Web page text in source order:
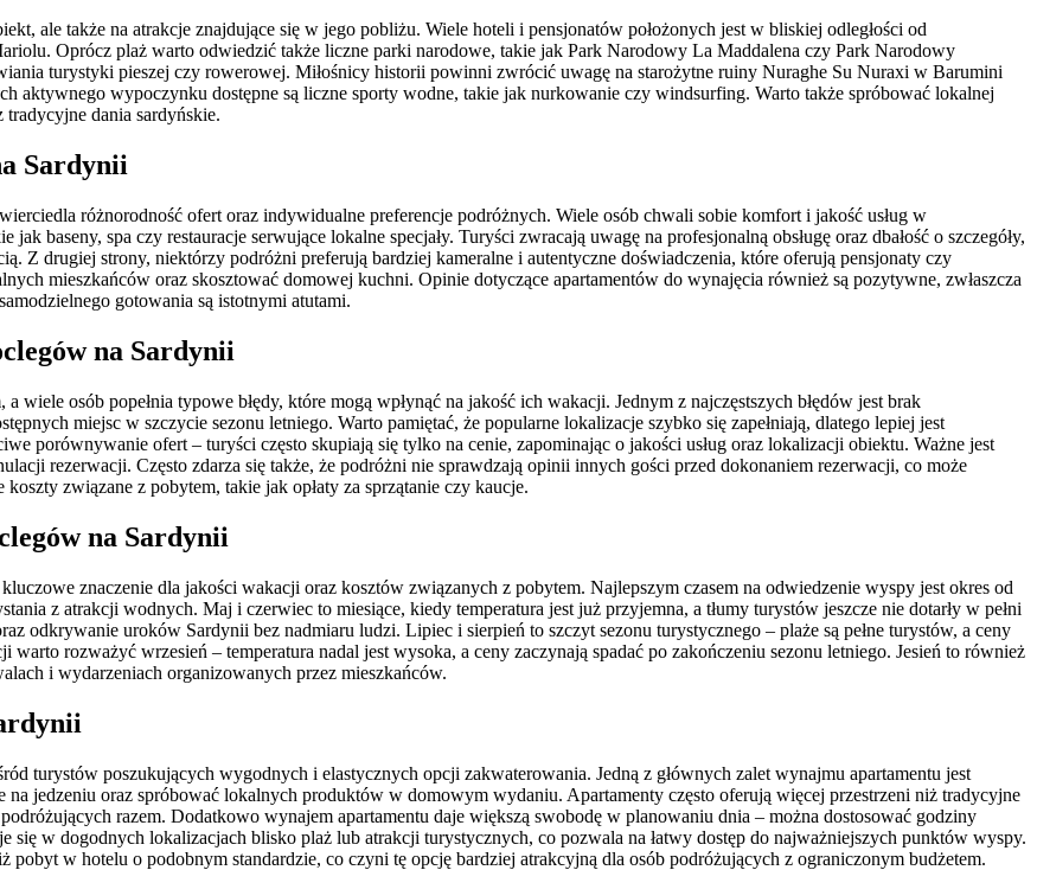
ale także na atrakcje znajdujące się w jego pobliżu. Wiele hoteli i pensjonatów położonych jest w bliskiej odległości od
Oprócz plaż warto odwiedzić także liczne parki narodowe, takie jak Park Narodowy La Maddalena czy Park Narodowy
turystyki pieszej czy rowerowej. Miłośnicy historii powinni zwrócić uwagę na starożytne ruiny Nuraghe Su Nuraxi w Barumini
aktywnego wypoczynku dostępne są liczne sporty wodne, takie jak nurkowanie czy windsurfing. Warto także spróbować lokalnej
dania sardyńskie.
Sardynii
różnorodność ofert oraz indywidualne preferencje podróżnych. Wiele osób chwali sobie komfort i jakość usług w
baseny, spa czy restauracje serwujące lokalne specjały. Turyści zwracają uwagę na profesjonalną obsługę oraz dbałość o szczegóły,
Z drugiej strony, niektórzy podróżni preferują bardziej kameralne i autentyczne doświadczenia, które oferują pensjonaty czy
mieszkańców oraz skosztować domowej kuchni. Opinie dotyczące apartamentów do wynajęcia również są pozytywne, zwłaszcza
gotowania są istotnymi atutami.
na Sardynii
osób popełnia typowe błędy, które mogą wpłynąć na jakość ich wakacji. Jednym z najczęstszych błędów jest brak
miejsc w szczycie sezonu letniego. Warto pamiętać, że popularne lokalizacje szybko się zapełniają, dlatego lepiej jest
porównywanie ofert – turyści często skupiają się tylko na cenie, zapominając o jakości usług oraz lokalizacji obiektu. Ważne jest
rezerwacji. Często zdarza się także, że podróżni nie sprawdzają opinii innych gości przed dokonaniem rezerwacji, co może
związane z pobytem, takie jak opłaty za sprzątanie czy kaucje.
na Sardynii
znaczenie dla jakości wakacji oraz kosztów związanych z pobytem. Najlepszym czasem na odwiedzenie wyspy jest okres od
z atrakcji wodnych. Maj i czerwiec to miesiące, kiedy temperatura jest już przyjemna, a tłumy turystów jeszcze nie dotarły w pełni
odkrywanie uroków Sardynii bez nadmiaru ludzi. Lipiec i sierpień to szczyt sezonu turystycznego – plaże są pełne turystów, a ceny
rozważyć wrzesień – temperatura nadal jest wysoka, a ceny zaczynają spadać po zakończeniu sezonu letniego. Jesień to również
i wydarzeniach organizowanych przez mieszkańców.
turystów poszukujących wygodnych i elastycznych opcji zakwaterowania. Jedną z głównych zalet wynajmu apartamentu jest
na jedzeniu oraz spróbować lokalnych produktów w domowym wydaniu. Apartamenty często oferują więcej przestrzeni niż tradycyjne
razem. Dodatkowo wynajem apartamentu daje większą swobodę w planowaniu dnia – można dostosować godziny
się w dogodnych lokalizacjach blisko plaż lub atrakcji turystycznych, co pozwala na łatwy dostęp do najważniejszych punktów wyspy.
w hotelu o podobnym standardzie, co czyni tę opcję bardziej atrakcyjną dla osób podróżujących z ograniczonym budżetem.